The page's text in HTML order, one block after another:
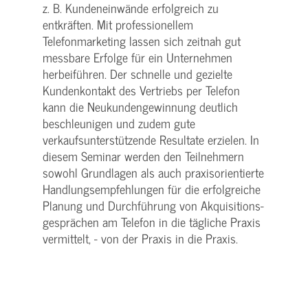
z. B. Kundeneinwände erfolgreich zu
entkräften. Mit professionellem
Telefonmarketing lassen sich zeitnah gut
messbare Erfolge für ein Unternehmen
herbeiführen. Der schnelle und gezielte
Kundenkontakt des Vertriebs per Telefon
kann die Neukundengewinnung deutlich
beschleunigen und zudem gute
verkaufsunterstützende Resultate erzielen. In
diesem Seminar werden den Teilnehmern
sowohl Grundlagen als auch praxisorientierte
Handlungsempfehlungen für die erfolgreiche
Planung und Durchführung von Akquisitions-
gesprächen am Telefon in die tägliche Praxis
vermittelt, - von der Praxis in die Praxis.